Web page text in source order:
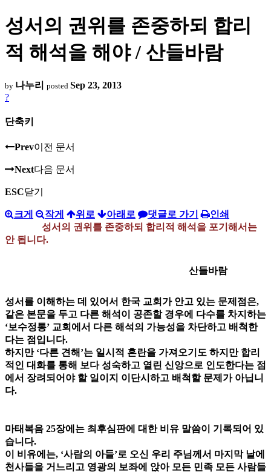
성서의 권위를 존중하되 합리
적 해석을 해야 / 산들바람
by 나누리 posted Sep 23, 2013
?
단축키
Prev이전 문서
Next다음 문서
ESC닫기
크게 작게 위로 아래로 댓글로 가기
인쇄
성서의 권위를 존중하되 합리적 해석을 포기해서는
안 됩니다.
산들바람
성서를 이해하는 데 있어서 한국 교회가 안고 있는 문제점은,
같은 본문을 두고 다른 해석이 공존할 경우에 다수를 차지하는
‘보수정통’ 교회에서 다른 해석의 가능성을 차단하고 배척한
다는 점입니다.
하지만 ‘다른 견해’는 일시적 혼란을 가져오기도 하지만 합리
적인 대화를 통해 보다 성숙하고 열린 신앙으로 인도한다는 점
에서 장려되어야 할 일이지 이단시하고 배척할 문제가 아닙니
다.
마태복음 25장에는 최후심판에 대한 비유 말씀이 기록되어 있
습니다.
이 비유에는, ‘사람의 아들’로 오신 우리 주님께서 마지막 날에
천사들을 거느리고 영광의 보좌에 앉아 모든 민족 모든 사람들